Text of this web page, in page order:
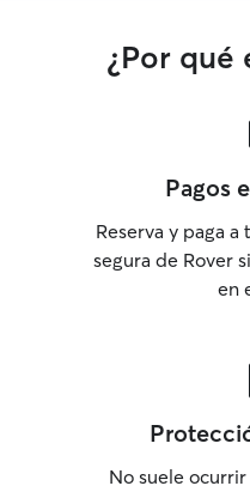
¿Por qué
Pagos
Reserva y paga
segura de Rover
en
No suele